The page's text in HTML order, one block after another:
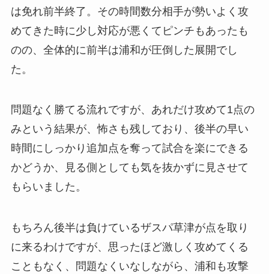
は免れ前半終了。その時間数分相手が勢いよく攻
めてきた時に少し対応が悪くてピンチもあったも
のの、全体的に前半は浦和が圧倒した展開でし
た。
問題なく勝てる流れですが、あれだけ攻めて1点の
みという結果が、怖さも残しており、後半の早い
時間にしっかり追加点を奪って試合を楽にできる
かどうか、見る側としても気を抜かずに見させて
もらいました。
もちろん後半は負けているザスパ草津が点を取り
に来るわけですが、思ったほど激しく攻めてくる
こともなく、問題なくいなしながら、浦和も攻撃